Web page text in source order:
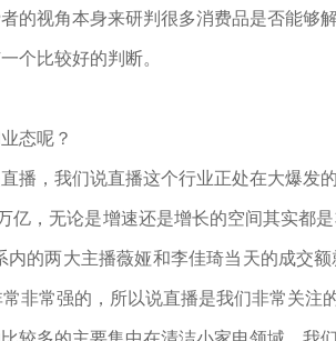
的视角本身来研判很多消费品是否能够
个比较好的判断。
态呢？
播，我们说直播这个行业正处在大爆发
，无论是增速还是增长的空间其实都
的两大主播薇娅和李佳琦当天的成交
非常强的，所以说直播是我们非常关注